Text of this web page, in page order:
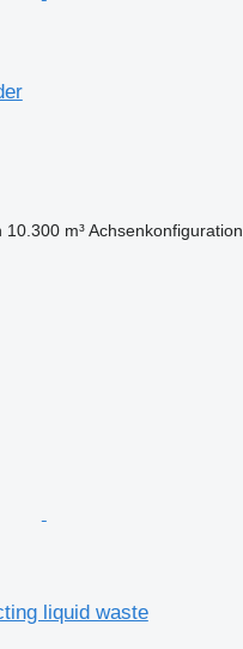
10.300 m³ Achsenkonfiguration
liquid waste